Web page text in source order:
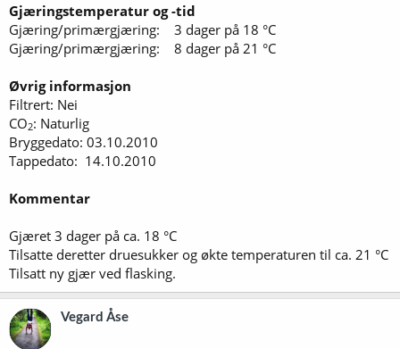
Gjæringstemperatur og -tid
Gjæring/primærgjæring: 3 dager på 18 °C
Gjæring/primærgjæring: 8 dager på 21 °C
Øvrig informasjon
Filtrert: Nei
CO2: Naturlig
Bryggedato: 03.10.2010
Tappedato: 14.10.2010
Kommentar
Gjæret 3 dager på ca. 18 °C
Tilsatte deretter druesukker og økte temperaturen til ca. 21 °C
Tilsatt ny gjær ved flasking.
Vegard Åse